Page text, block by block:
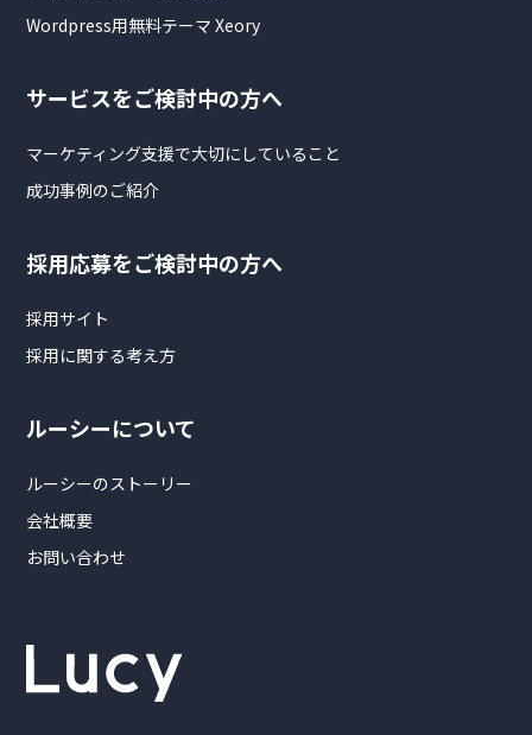
Wordpress用無料テーマ Xeory
サービスをご検討中の方へ
マーケティング支援で大切にしていること
成功事例のご紹介
採用応募をご検討中の方へ
採用サイト
採用に関する考え方
ルーシーについて
ルーシーのストーリー
会社概要
お問い合わせ